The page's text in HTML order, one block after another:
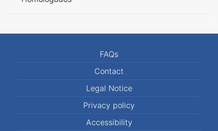
FAQs
Contact
Legal Notice
Privacy policy
Accessibility